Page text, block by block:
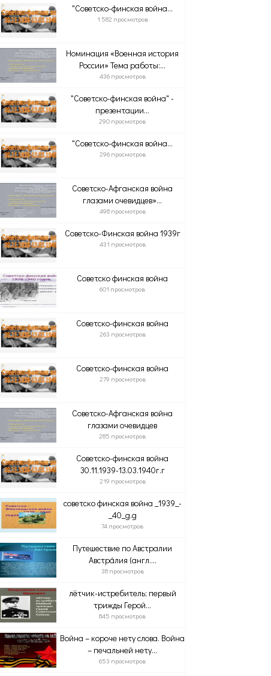
"Советско-финская война...
1 582 просмотров
Номинация «Военная история
России» Тема работы:...
436 просмотров
"Советско-финская война" -
презентации...
290 просмотров
"Советско-финская война...
296 просмотров
Советско-Афганская война
глазами очевидцев»...
498 просмотров
Советско-Финская война 1939г
431 просмотров
Советско финская война
601 просмотров
Советско-финская война
263 просмотров
Советско-финская война
279 просмотров
Советско-Афганская война
глазами очевидцев
285 просмотров
Советско-финская война
30.11.1939-13.03.1940г.г
219 просмотров
советско финская война _1939_-
_40_g.g
74 просмотров
Путешествие по Австралии
Австра́лия (англ....
38 просмотров
лётчик-истребитель; первый
трижды Герой...
845 просмотров
Война – короче нету слова. Война
– печальней нету...
653 просмотров